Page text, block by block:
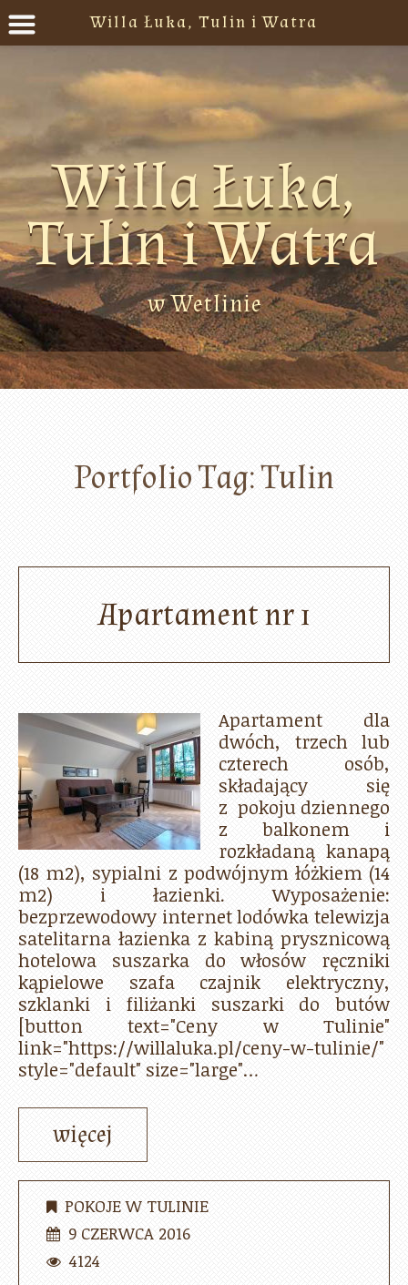
Willa Łuka,
Tulin i Watra
w Wetlinie
Portfolio Tag:Tulin
Apartament nr 1
Apartament dla
dwóch, trzech lub
czterech osób,
składający się
z pokoju dziennego
z balkonem i
rozkładaną kanapą
(18 m2), sypialni z podwójnym łóżkiem (14
m2) i łazienki. Wyposażenie:
bezprzewodowy internet lodówka telewizja
satelitarna łazienka z kabiną prysznicową
hotelowa suszarka do włosów ręczniki
kąpielowe szafa czajnik elektryczny,
szklanki i filiżanki suszarki do butów
[button text="Ceny w Tulinie"
link="https://willaluka.pl/ceny-w-tulinie/"
style="default" size="large"…
więcej
POKOJE W TULINIE
9 CZERWCA 2016
4124
Willa Łuka, Tulin i Watra